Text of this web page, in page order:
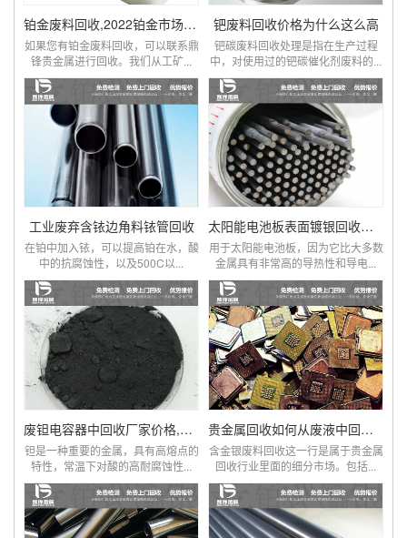
铂金废料回收,2022铂金市场价格表查询
如果您有铂金废料回收，可以联系鼎
锋贵金属进行回收。我们从工矿...
钯废料回收价格为什么这么高
钯碳废料回收处理是指在生产过程
中，对使用过的钯碳催化剂废料的...
工业废弃含铱边角料铱管回收
在铂中加入铱，可以提高铂在水，酸
中的抗腐蚀性，以及500C以...
太阳能电池板表面镀银回收方法
用于太阳能电池板，因为它比大多数
金属具有非常高的导热性和导电...
废钽电容器中回收厂家价格,钽回收,钽线圈
钽是一种重要的金属，具有高熔点的
特性，常温下对酸的高耐腐蚀性...
贵金属回收如何从废液中回收金银
含金银废料回收这一行是属于贵金属
回收行业里面的细分市场。包括...